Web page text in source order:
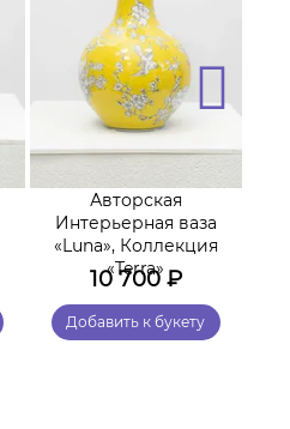
Авторская
Интерьерная ваза
«Luna», Коллекция
«Terra»
10 700₽
Добавить к букету